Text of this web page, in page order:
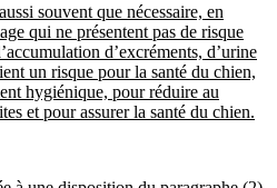
souvent que nécessaire, en
qui ne présentent pas de risque
d’excréments, d’urine
un risque pour la santé du chien,
hygiénique, pour réduire au
et pour assurer la santé du chien.